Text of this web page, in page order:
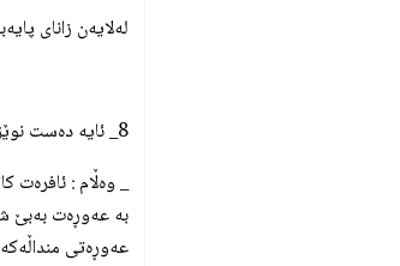
له‌لایه‌ن زانای
8_ ئایه‌ ده‌ست نوێژی ئافره‌ت ده‌شكێت كاتێك ده‌ستی به‌رعه‌وڕه‌تی منداڵه‌كه‌ی ده‌كه‌وێت له‌كاتی پاك كردنه‌وه‌یدا ؟
_ وه‌ڵام :
به‌ عه‌وڕه‌ت به‌بێ
عه‌وڕه‌تی